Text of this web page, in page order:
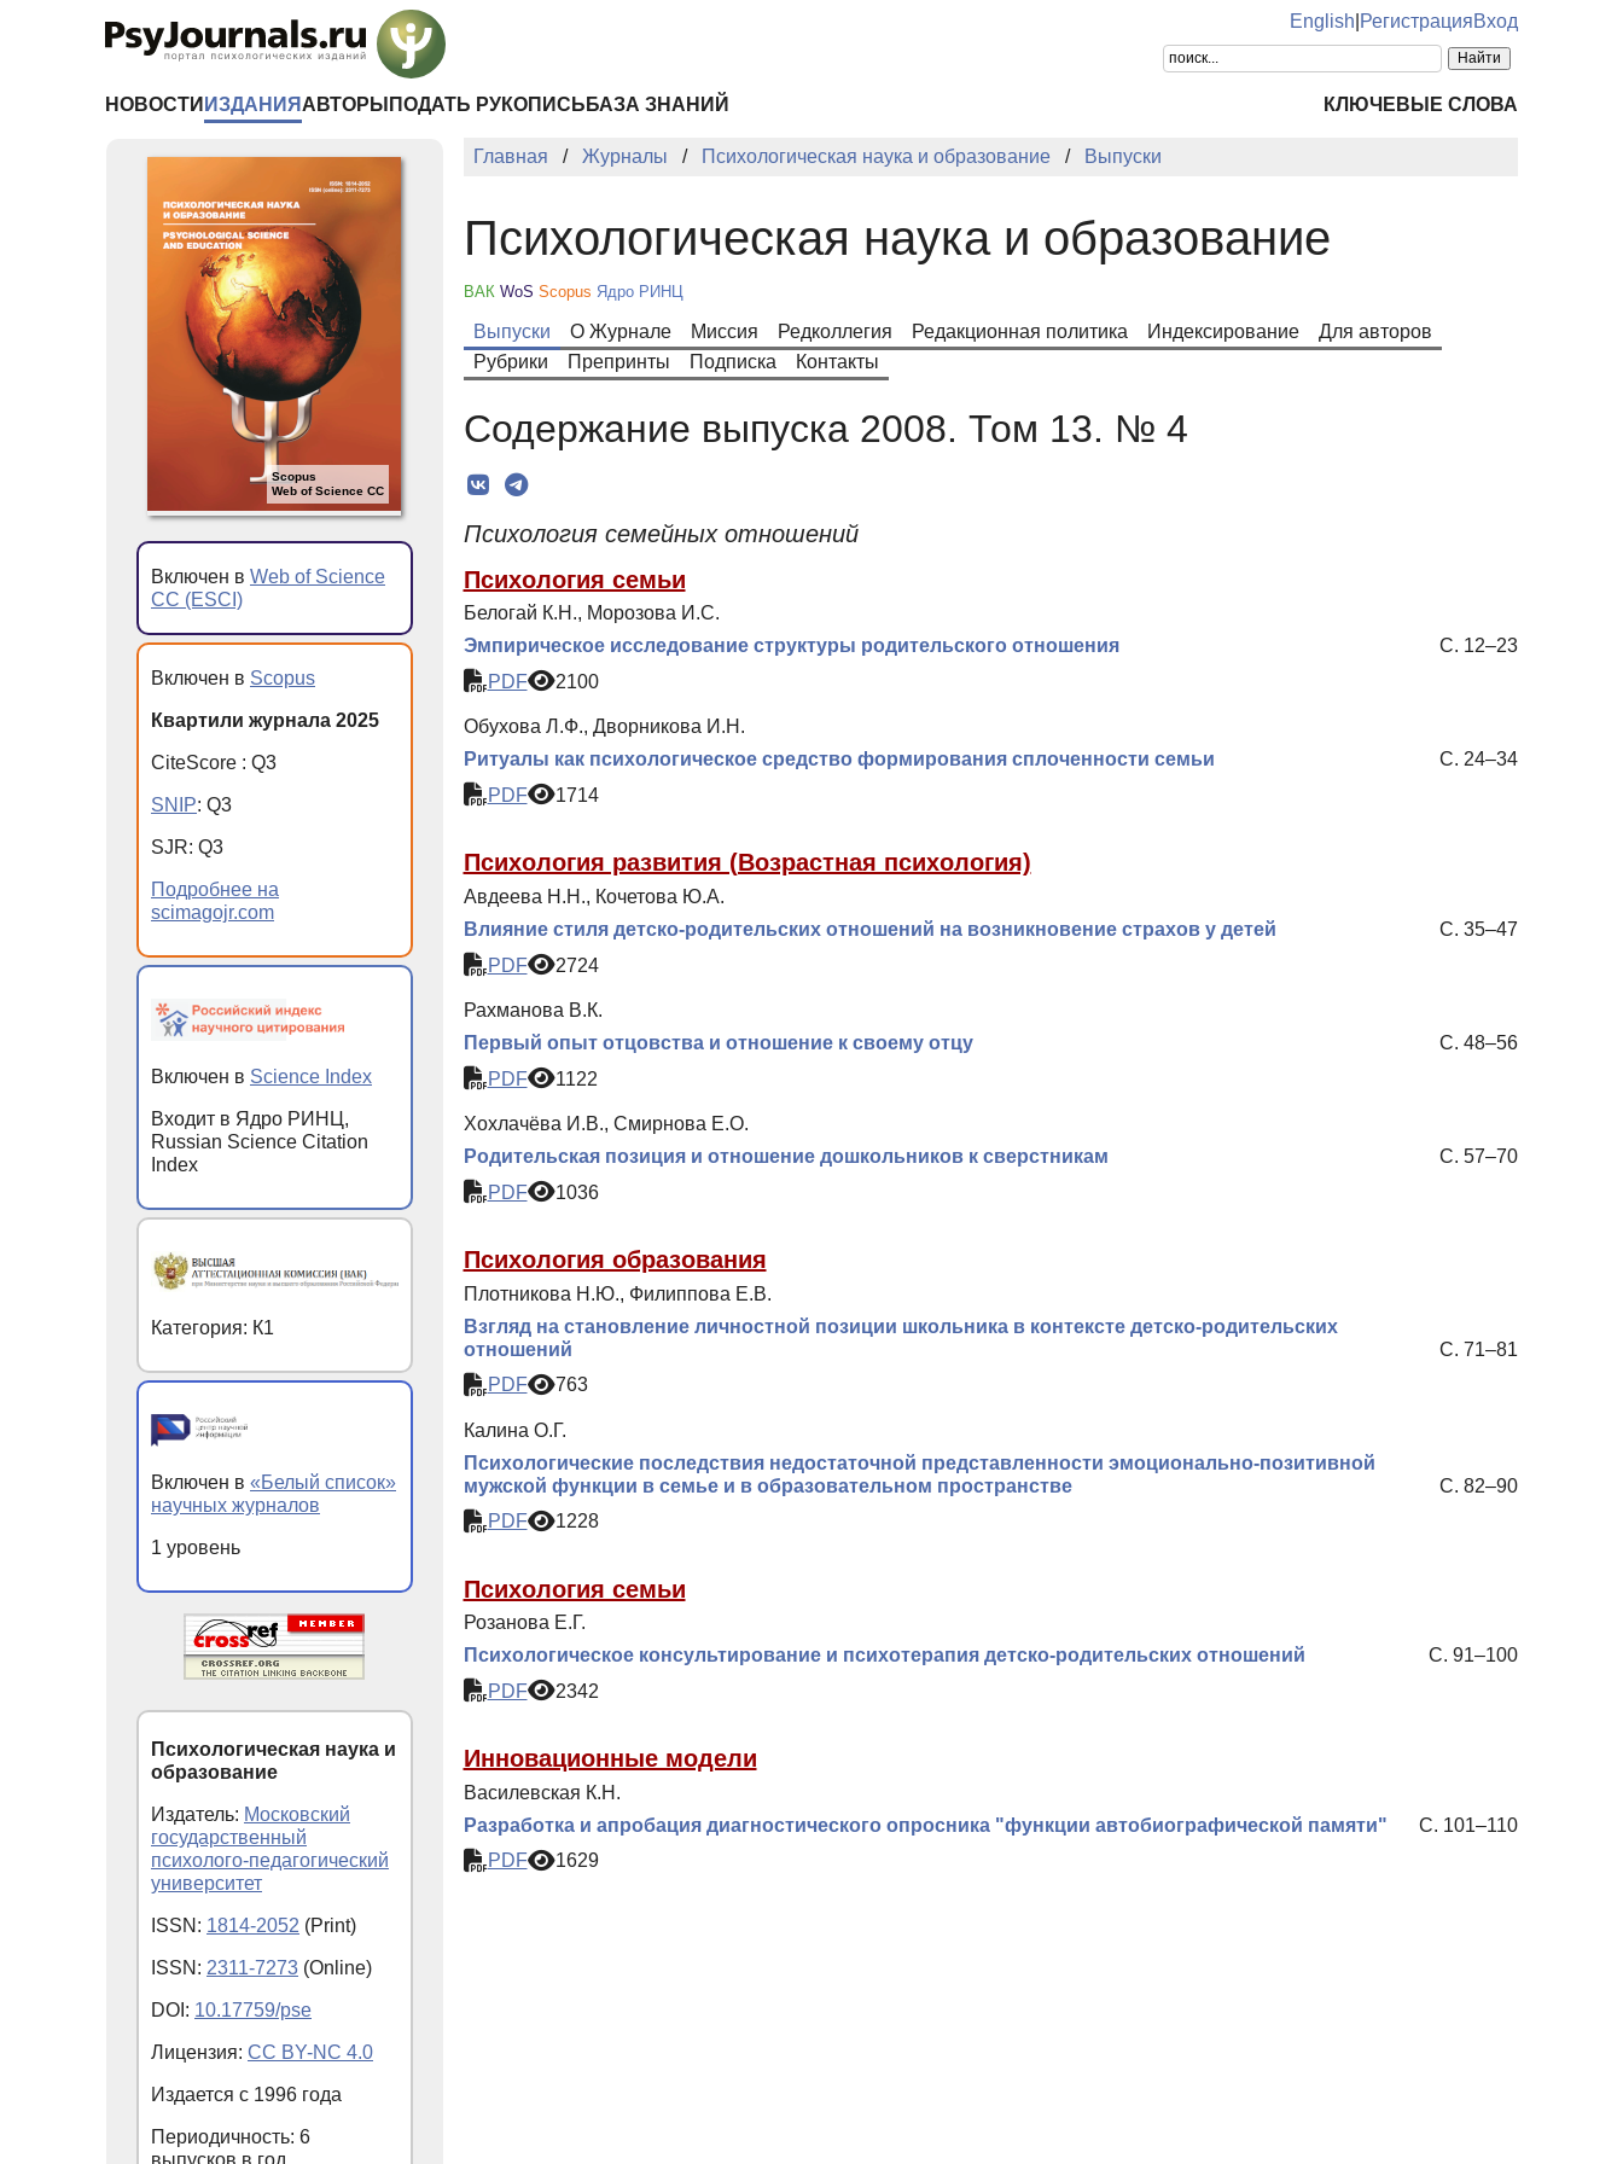
English РегистрацияВход
НОВОСТИ ИЗДАНИЯ АВТОРЫ ПОДАТЬ РУКОПИСЬ БАЗА ЗНАНИЙ КЛЮЧЕВЫЕ СЛОВА
Главная Журналы Психологическая наука и образование Выпуски
Психологическая наука и образование
ВАК WoS Scopus Ядро РИНЦ
Выпуски О Журнале Миссия Редколлегия Редакционная политика Индексирование
Для авторов
Рубрики
Препринты Подписка Контакты
Содержание выпуска 2008. Том 13. № 4
Психология семейных отношений
Психология семьи
Белогай К.Н., Морозова И.С.
Эмпирическое исследование структуры родительского отношения
С. 12–23
PDF
2100
Обухова Л.Ф., Дворникова И.Н.
Ритуалы как психологическое средство формирования сплоченности cемьи
С. 24–34
PDF
1714
Психология развития (Возрастная психология)
Авдеева Н.Н., Кочетова Ю.А.
Влияние стиля детско-родительских отношений на возникновение страхов у детей
С. 35–47
PDF
2724
Рахманова В.К.
Первый опыт отцовства и отношение к своему отцу
С. 48–56
PDF
1122
Хохлачёва И.В., Смирнова Е.О.
Родительская позиция и отношение дошкольников к сверстникам
С. 57–70
PDF
1036
Психология образования
Плотникова Н.Ю., Филиппова Е.В.
Взгляд на становление личностной позиции школьника в контексте детско-родительских
отношений
С. 71–81
PDF
763
Калина О.Г.
Психологические последствия недостаточной представленности эмоционально-позитивной
мужской функции в семье и в образовательном пространстве
С. 82–90
PDF
1228
Психология семьи
Розанова Е.Г.
Психологическое консультирование и психотерапия детско-родительских отношений
С. 91–100
PDF
2342
Инновационные модели
Василевская К.Н.
Разработка и апробация диагностического опросника "функции автобиографической памяти"
С. 101–110
PDF
1629
Scopus
Web of Science CC
Включен в Web of Science
CC (ESCI)
Включен в Scopus
Квартили журнала 2025
CiteScore : Q3
SNIP: Q3
SJR: Q3
Подробнее на
scimagojr.com
Включен в Science Index
Входит в Ядро РИНЦ,
Russian Science Citation
Index
Категория: К1
Включен в «Белый список»
научных журналов
1 уровень
Психологическая наука и
образование
Издатель: Московский
государственный
психолого-педагогический
университет
ISSN: 1814-2052 (Print)
ISSN: 2311-7273 (Online)
DOI: 10.17759/pse
Лицензия: CC BY-NC 4.0
Издается с 1996 года
Периодичность: 6
выпусков в год